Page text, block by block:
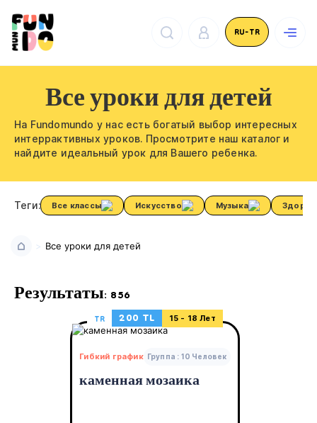
RU-TR
Все уроки для детей
На Fundomundo у нас есть богатый выбор интересных
интеррактивных уроков. Просмотрите наш каталог и
найдите идеальный урок для Вашего ребенка.
Теги: Все классы Искусство Музыка
Все уроки для детей
Результаты: 856
TR 200 TL 15 - 18 Лет
Гибкий график Группа : 10 Человек
каменная мозаика